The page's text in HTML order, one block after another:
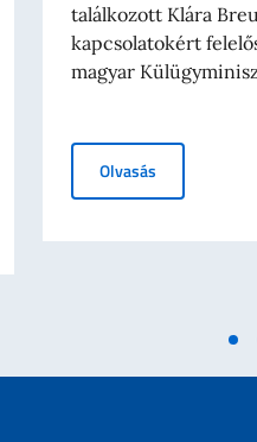
történt mészárlás emléknapján
találkozott Klára
kapcsolatokért
magyar
Olvasás